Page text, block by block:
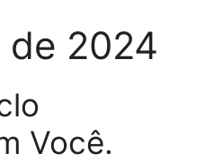
2024
Você.